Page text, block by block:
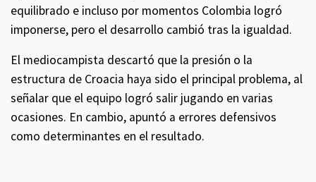
equilibrado e incluso por momentos Colombia logró
imponerse, pero el desarrollo cambió tras la igualdad.
El mediocampista descartó que la presión o la
estructura de Croacia haya sido el principal problema, al
señalar que el equipo logró salir jugando en varias
ocasiones. En cambio, apuntó a errores defensivos
como determinantes en el resultado.